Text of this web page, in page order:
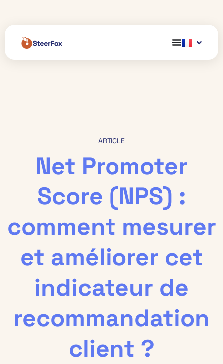
ARTICLE
Net Promoter
Score (NPS) :
comment mesurer
et améliorer cet
indicateur de
recommandation
client ?